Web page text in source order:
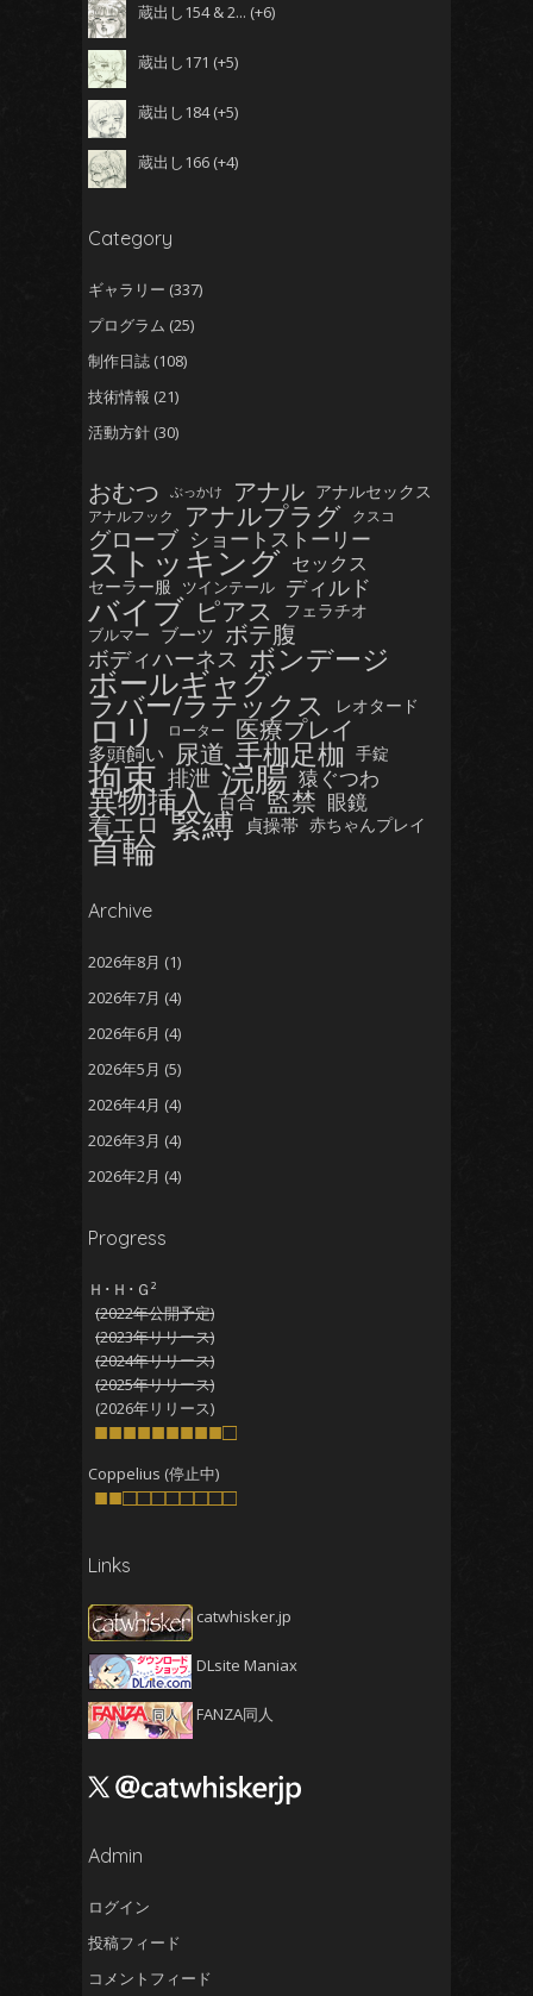
蔵出し154 & 2... +6
蔵出し171 +5
蔵出し184 +5
蔵出し166 +4
Category
ギャラリー (337)
プログラム (25)
制作日誌 (108)
技術情報 (21)
活動方針 (30)
おむつ ぶっかけ アナル アナルセックス
アナルフック アナルプラグ クスコ
グローブ ショートストーリー
ストッキング セックス
セーラー服 ツインテール ディルド
バイブ ピアス フェラチオ
ブルマー ブーツ ボテ腹
ボディハーネス ボンデージ
ボールギャグ
ラバー/ラテックス レオタード
ロリ ローター 医療プレイ
多頭飼い 尿道 手枷足枷 手錠
拘束 排泄 浣腸 猿ぐつわ
異物挿入 百合 監禁 眼鏡
着エロ 緊縛 貞操帯 赤ちゃんプレイ
首輪
Archive
2026年8月 (1)
2026年7月 (4)
2026年6月 (4)
2026年5月 (5)
2026年4月 (4)
2026年3月 (4)
2026年2月 (4)
2025年12月
2025年11月
2025年10月(4)
2025年9月 (4)
2025年8月(5)
2025年7月(4)
(4)
2025年5月(5)
2025年3月
2025年2月(4)
2025年1月(5)
2024年12月(5)
2024年11月(5)
2024年9月(4)
2024年7月
Progress
Ｈ･Ｈ･Ｇ²
(2022年公開予定)
(2023年リリース)
(2024年リリース)
(2025年リリース)
(2026年リリース)
■■■■■■■■■□
Coppelius (停止中)
■■□□□□□□□□
Links
catwhisker.jp
DLsite Maniax
FANZA同人
Admin
ログイン
投稿フィード
コメントフィード